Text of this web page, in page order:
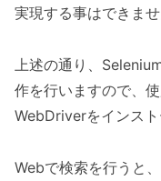
実現する事はできませ
上述の通り、
作を行いますので、
WebDriverをインスト
Webで検索を行うと